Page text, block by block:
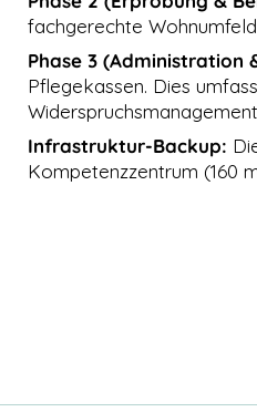
fachgerechte
Phase 3 (Administration
Pflegekassen. Dies
Infrastruktur-Backup:
Kompetenzzentrum (160